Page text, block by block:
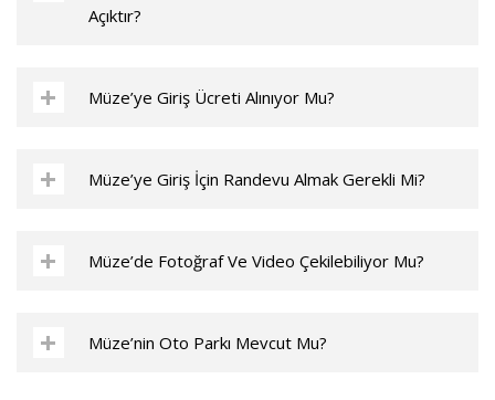
Açıktır?
Müze’ye Giriş Ücreti Alınıyor Mu?
Müze’ye Giriş İçin Randevu Almak Gerekli Mi?
Müze’de Fotoğraf Ve Video Çekilebiliyor Mu?
Müze’nin Oto Parkı Mevcut Mu?